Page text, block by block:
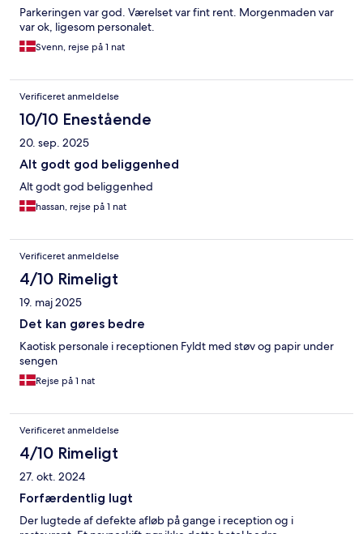
Parkeringen var god. Værelset var fint rent. Morgenmaden var
var ok, ligesom personalet.
Svenn, rejse på 1 nat
Verificeret anmeldelse
10/10 Enestående
20. sep. 2025
Alt godt god beliggenhed
Alt godt god beliggenhed
hassan, rejse på 1 nat
Verificeret anmeldelse
4/10 Rimeligt
19. maj 2025
Det kan gøres bedre
Kaotisk personale i receptionen Fyldt med støv og papir under
sengen
Rejse på 1 nat
Verificeret anmeldelse
4/10 Rimeligt
27. okt. 2024
Forfærdentlig lugt
Der lugtede af defekte afløb på gange i reception og i